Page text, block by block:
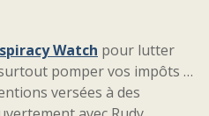
Watch pour lutter
pomper vos impôts …
versées à des